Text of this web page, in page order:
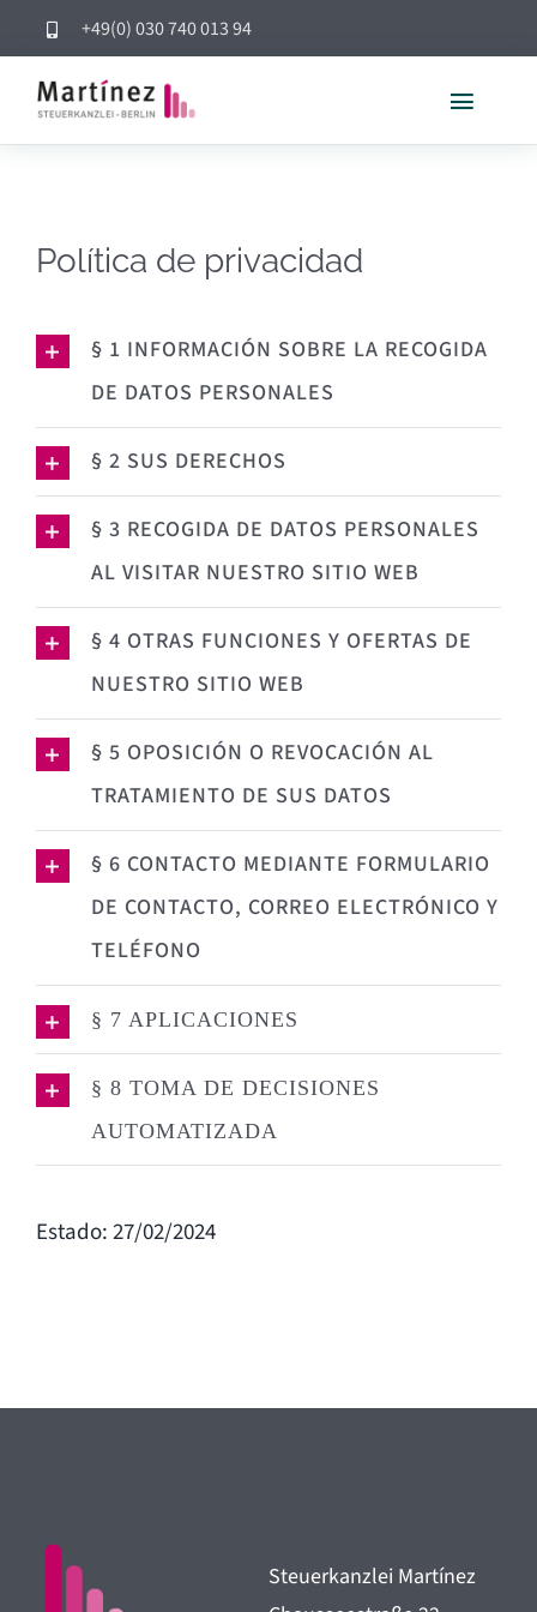
to
content
+49(0) 030 740 013 94
Toggle
PERFIL
SERVICIOS
Cooperación
CONTACTO
Política de privacidad
§ 1 INFORMACIÓN SOBRE LA RECOGIDA
DE DATOS PERSONALES
§ 2 SUS DERECHOS
§ 3 RECOGIDA DE DATOS PERSONALES
AL VISITAR NUESTRO SITIO WEB
§ 4 OTRAS FUNCIONES Y OFERTAS DE
NUESTRO SITIO WEB
§ 5 OPOSICIÓN O REVOCACIÓN AL
TRATAMIENTO DE SUS DATOS
§ 6 CONTACTO MEDIANTE FORMULARIO
DE CONTACTO, CORREO ELECTRÓNICO Y
TELÉFONO
§ 7 APLICACIONES
§ 8 TOMA DE DECISIONES
AUTOMATIZADA
Estado: 27/02/2024
Steuerkanzlei Martínez